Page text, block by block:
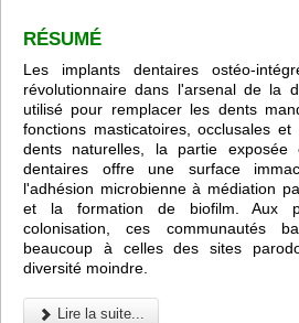
RÉSUMÉ
Les implants dentaires ostéo-
révolutionnaire dans l'arsenal de la
utilisé pour remplacer les dents
fonctions masticatoires, occlusales
dents naturelles, la partie exposée
dentaires offre une surface
l'adhésion microbienne à médiation
et la formation de biofilm. Aux
colonisation, ces communautés
beaucoup à celles des sites
diversité moindre.
Lire la suite...